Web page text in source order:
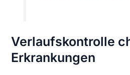
Verlaufskontrolle
Erkrankungen